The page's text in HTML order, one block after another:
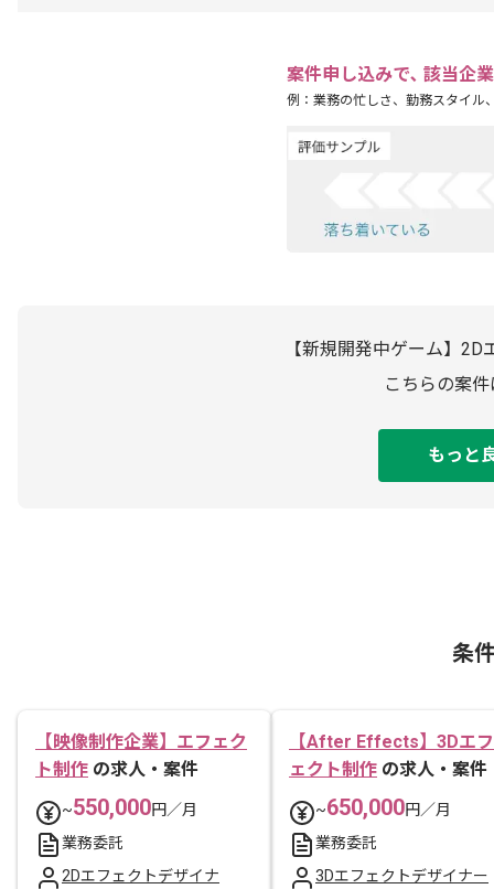
案件申し込みで､ 該当企
例：業務の忙しさ、勤務スタイル
【新規開発中ゲーム】
こちらの案
もっと
条
【映像制作企業】エフェク
ト制作 の求人・案件
~550,000円／月
業務委託
2Dエフェクトデザイナ
【After Effects】3Dエフ
ェクト制作 の求人・案件
~650,000円／月
業務委託
3Dエフェクトデザイナー